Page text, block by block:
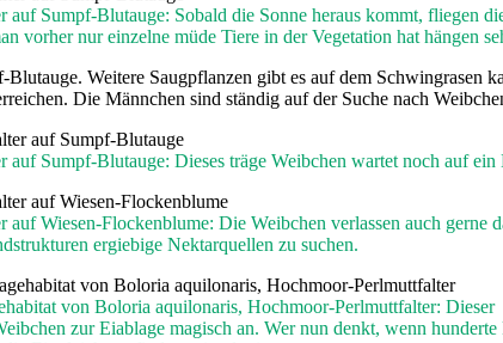
Sumpf-Blutauge: Sobald die Sonne heraus kommt, fliegen
vorher nur einzelne müde Tiere in der Vegetation hat hängen
Weitere Saugpflanzen gibt es auf dem Schwingrasen
Die Männchen sind ständig auf der Suche nach
Sumpf-Blutauge: Dieses träge Weibchen wartet noch auf ein
Wiesen-Flockenblume: Die Weibchen verlassen auch gerne
ergiebige Nektarquellen zu suchen.
von Boloria aquilonaris, Hochmoor-Perlmuttfalter: Dieser
zur Eiablage magisch an. Wer nun denkt, wenn hunderte